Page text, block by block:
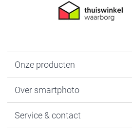
Onze producten
Fotoboeken
Fotocadeaus
Over smartphoto
Vacatures
Service & contact